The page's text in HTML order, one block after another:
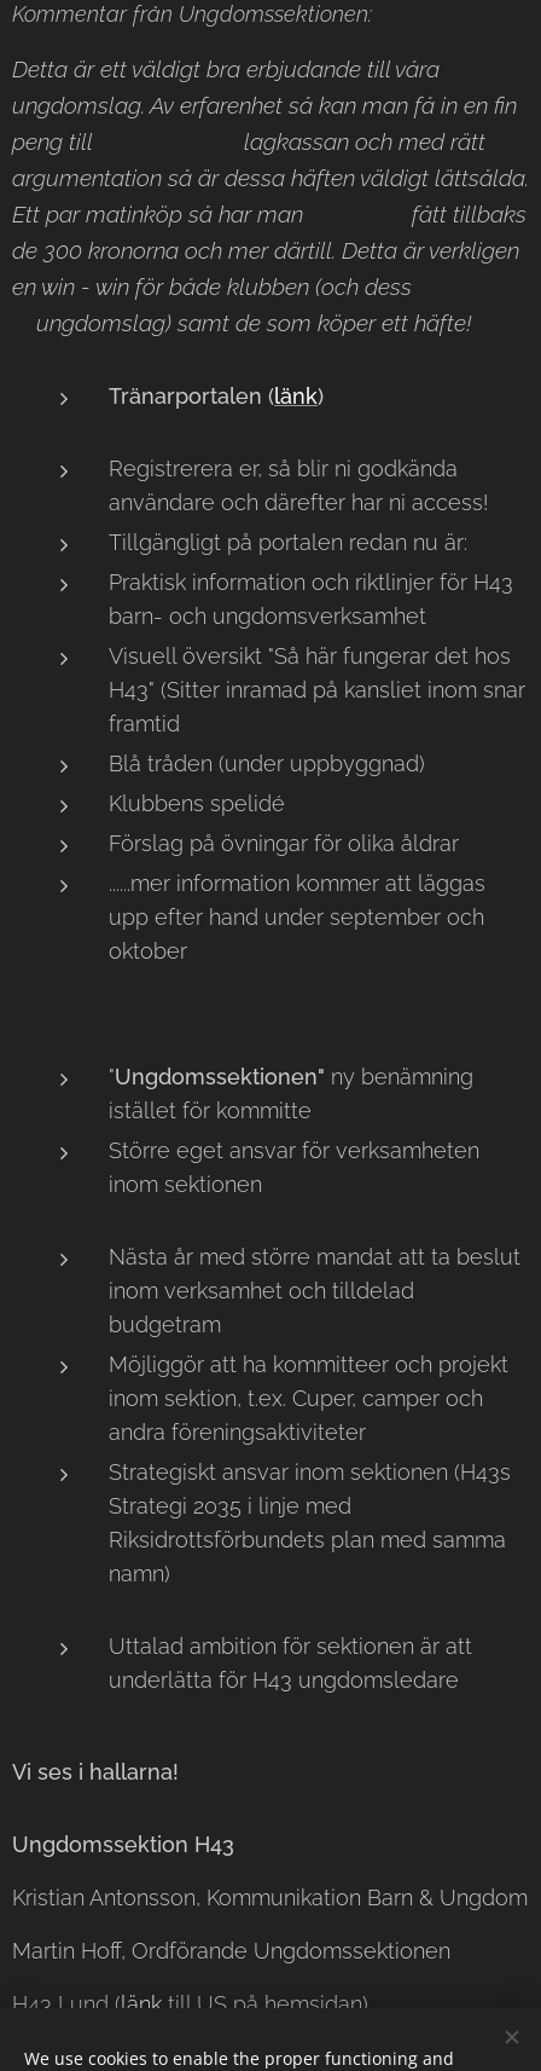
Kommentar från Ungdomssektionen:
Detta är ett väldigt bra erbjudande till våra
ungdomslag. Av erfarenhet så kan man få in en fin
peng till lagkassan och med rätt
argumentation så är dessa häften väldigt lättsålda.
Ett par matinköp så har man fått tillbaks
de 300 kronorna och mer därtill. Detta är verkligen
en win - win för både klubben (och dess
ungdomslag) samt de som köper ett häfte!
Tränarportalen (länk)
Registrerera er, så blir ni godkända
användare och därefter har ni access!
Tillgängligt på portalen redan nu är:
Praktisk information och riktlinjer för H43
barn- och ungdomsverksamhet
Visuell översikt "Så här fungerar det hos
H43" (Sitter inramad på kansliet inom snar
framtid
Blå tråden (under uppbyggnad)
Klubbens spelidé
Förslag på övningar för olika åldrar
......mer information kommer att läggas
upp efter hand under september och
oktober
"Ungdomssektionen" ny benämning
istället för kommitte
Större eget ansvar för verksamheten
inom sektionen
Nästa år med större mandat att ta beslut
inom verksamhet och tilldelad
budgetram
Möjliggör att ha kommitteer och projekt
inom sektion, t.ex. Cuper, camper och
andra föreningsaktiviteter
Strategiskt ansvar inom sektionen (H43s
Strategi 2035 i linje med
Riksidrottsförbundets plan med samma
namn)
Uttalad ambition för sektionen är att
underlätta för H43 ungdomsledare
Vi ses i hallarna!
Ungdomssektion H43
Kristian Antonsson, Kommunikation Barn & Ungdom
Martin Hoff, Ordförande Ungdomssektionen
H43 Lund (länk till US på hemsidan)
We use cookies to enable the proper functioning and